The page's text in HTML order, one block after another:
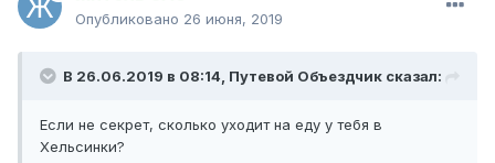
Опубликовано 26 июня, 2019
В 26.06.2019 в 08:14, Путевой Объездчик сказал:
Если не секрет, сколько уходит на еду у тебя в
Хельсинки?